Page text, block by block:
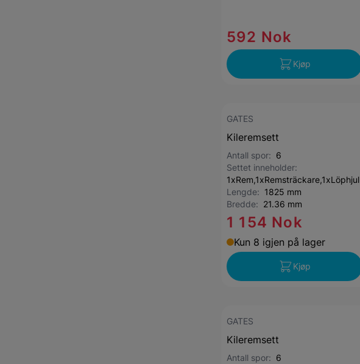
592 Nok
Kjøp
GATES
Kileremsett
Antall spor: 6
Settet inneholder:
1xRem,1xRemsträckare,1xLöphjul
Lengde: 1825 mm
Bredde: 21.36 mm
1 154 Nok
Kun 8 igjen på lager
Kjøp
GATES
Kileremsett
Antall spor: 6